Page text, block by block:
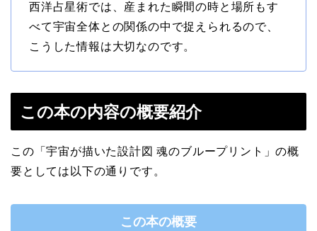
西洋占星術では、産まれた瞬間の時と場所もす
べて宇宙全体との関係の中で捉えられるので、
こうした情報は大切なのです。
この本の内容の概要紹介
この「宇宙が描いた設計図 魂のブループリント」の概
要としては以下の通りです。
この本の概要